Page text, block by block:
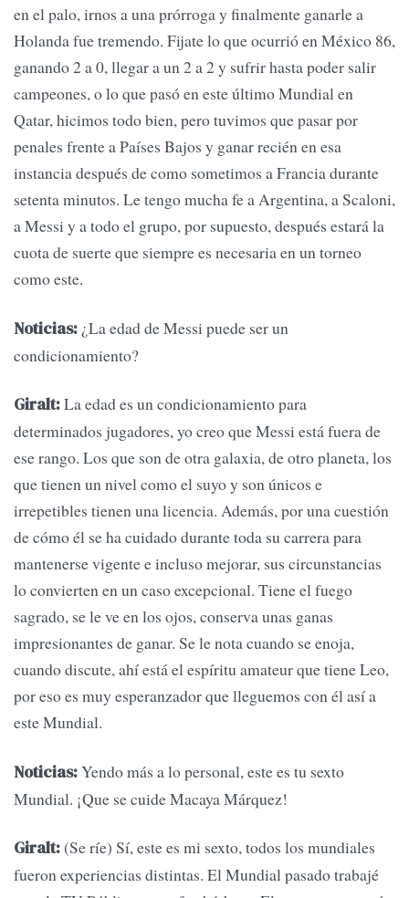
en el palo, irnos a una prórroga y finalmente ganarle a
Holanda fue tremendo. Fijate lo que ocurrió en México 86,
ganando 2 a 0, llegar a un 2 a 2 y sufrir hasta poder salir
campeones, o lo que pasó en este último Mundial en
Qatar, hicimos todo bien, pero tuvimos que pasar por
penales frente a Países Bajos y ganar recién en esa
instancia después de como sometimos a Francia durante
setenta minutos. Le tengo mucha fe a Argentina, a Scaloni,
a Messi y a todo el grupo, por supuesto, después estará la
cuota de suerte que siempre es necesaria en un torneo
como este.
Noticias: ¿La edad de Messi puede ser un
condicionamiento?
Giralt:La edad es un condicionamiento para
determinados jugadores, yo creo que Messi está fuera de
ese rango. Los que son de otra galaxia, de otro planeta, los
que tienen un nivel como el suyo y son únicos e
irrepetibles tienen una licencia. Además, por una cuestión
de cómo él se ha cuidado durante toda su carrera para
mantenerse vigente e incluso mejorar, sus circunstancias
lo convierten en un caso excepcional. Tiene el fuego
sagrado, se le ve en los ojos, conserva unas ganas
impresionantes de ganar. Se le nota cuando se enoja,
cuando discute, ahí está el espíritu amateur que tiene Leo,
por eso es muy esperanzador que lleguemos con él así a
este Mundial.
Noticias:Yendo más a lo personal, este es tu sexto
Mundial. ¡Que se cuide Macaya Márquez!
Giralt:(Se ríe) Sí, este es mi sexto, todos los mundiales
fueron experiencias distintas. El Mundial pasado trabajé